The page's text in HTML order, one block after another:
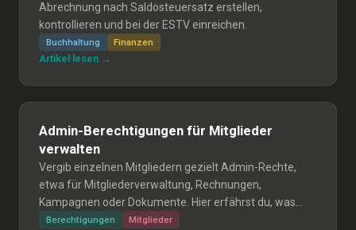
Abrechnung nach Saldosteuersatz erstellen,
kontrollieren und bei der ESTV einreichen.
Buchhaltung Finanzen
Artikel lesen →
Admin-Berechtigungen für Mitglieder
verwalten
Vergib einzelnen Mitgliedern gezielt Admin-Rechte,
etwa für Mitgliederverwaltung, Rechnungen,
Kampagnen oder Dokumente. Hier erfährst du, was
jede Rolle genau kann.
Berechtigungen Mitglieder